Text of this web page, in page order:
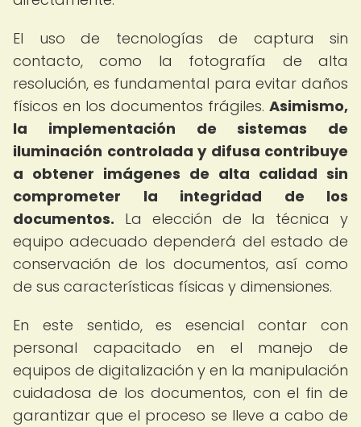
El uso de tecnologías de captura sin
contacto, como la fotografía de alta
resolución, es fundamental para evitar daños
físicos en los documentos frágiles. Asimismo,
la implementación de sistemas de
iluminación controlada y difusa contribuye
a obtener imágenes de alta calidad sin
comprometer la integridad de los
documentos. La elección de la técnica y
equipo adecuado dependerá del estado de
conservación de los documentos, así como
de sus características físicas y dimensiones.
En este sentido, es esencial contar con
personal capacitado en el manejo de
equipos de digitalización y en la manipulación
cuidadosa de los documentos, con el fin de
garantizar que el proceso se lleve a cabo de